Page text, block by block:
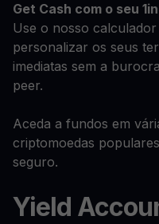
Get Cash com o seu
Use o nosso
personalizar os seus
imediatas sem a
peer.
Aceda a fundos em
criptomoedas
seguro.
Yield